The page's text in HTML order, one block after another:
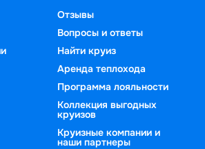
Отзывы
Вопросы и ответы
Найти круиз
Аренда теплохода
Программа лояльности
Коллекция выгодных
круизов
Круизные компании и
наши партнеры